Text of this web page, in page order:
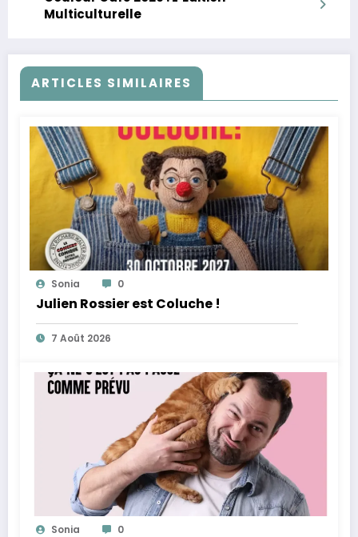
Multiculturelle
ARTICLES SIMILAIRES
Sonia 0
Julien Rossier est Coluche !
7 Août 2026
Sonia 0